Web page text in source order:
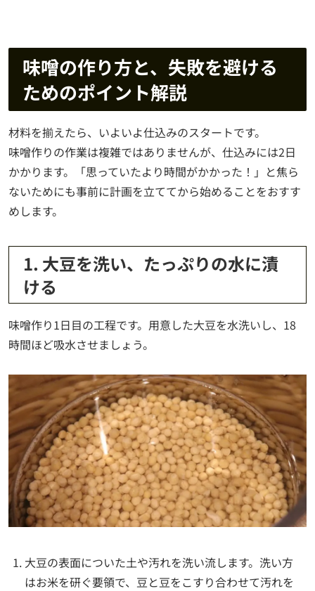
味噌の作り方と、失敗を避ける
ためのポイント解説
材料を揃えたら、いよいよ仕込みのスタートです。
味噌作りの作業は複雑ではありませんが、仕込みには2日
かかります。「思っていたより時間がかかった！」と焦ら
ないためにも事前に計画を立ててから始めることをおすす
めします。
1. 大豆を洗い、たっぷりの水に漬
ける
味噌作り1日目の工程です。用意した大豆を水洗いし、18
時間ほど吸水させましょう。
大豆の表面についた土や汚れを洗い流します。洗い方
はお米を研ぐ要領で、豆と豆をこすり合わせて汚れを